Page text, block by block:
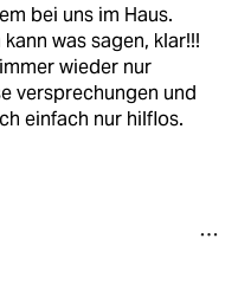
bei uns im Haus.
was sagen, klar!!!
wieder nur
versprechungen und
einfach nur hilflos.